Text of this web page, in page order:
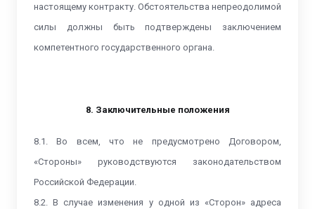
настоящему контракту. Обстоятельства непреодолимой
силы должны быть подтверждены заключением
компетентного государственного органа.
8. Заключительные положения
8.1. Во всем, что не предусмотрено Договором,
«Стороны» руководствуются законодательством
Российской Федерации.
8.2. В случае изменения у одной из «Сторон» адреса